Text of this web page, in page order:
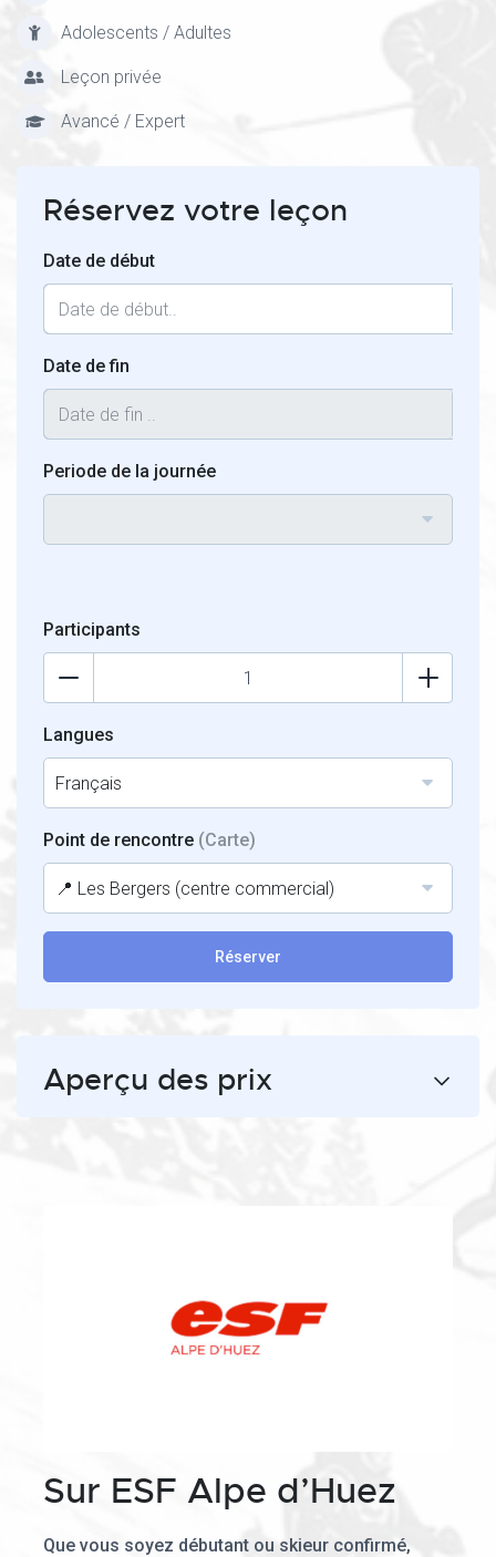
Adolescents / Adultes
Leçon privée
Avancé / Expert
Réservez votre leçon
Date de début
Date de fin
Periode de la journée
Participants
Langues
Français
Point de rencontre (Carte)
📍 Les Bergers (centre commercial)
Réserver
Aperçu des prix
Sur ESF Alpe d’Huez
Que vous soyez débutant ou skieur confirmé,